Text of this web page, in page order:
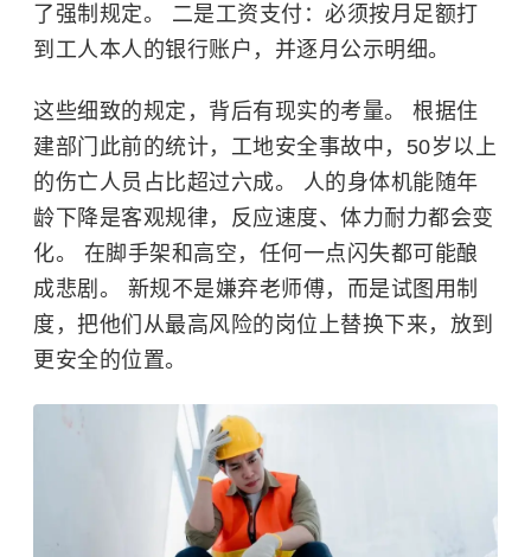
了强制规定。 二是工资支付：必须按月足额打
到工人本人的银行账户，并逐月公示明细。
这些细致的规定，背后有现实的考量。 根据住
建部门此前的统计，工地安全事故中，50岁以上
的伤亡人员占比超过六成。 人的身体机能随年
龄下降是客观规律，反应速度、体力耐力都会变
化。 在脚手架和高空，任何一点闪失都可能酿
成悲剧。 新规不是嫌弃老师傅，而是试图用制
度，把他们从最高风险的岗位上替换下来，放到
更安全的位置。